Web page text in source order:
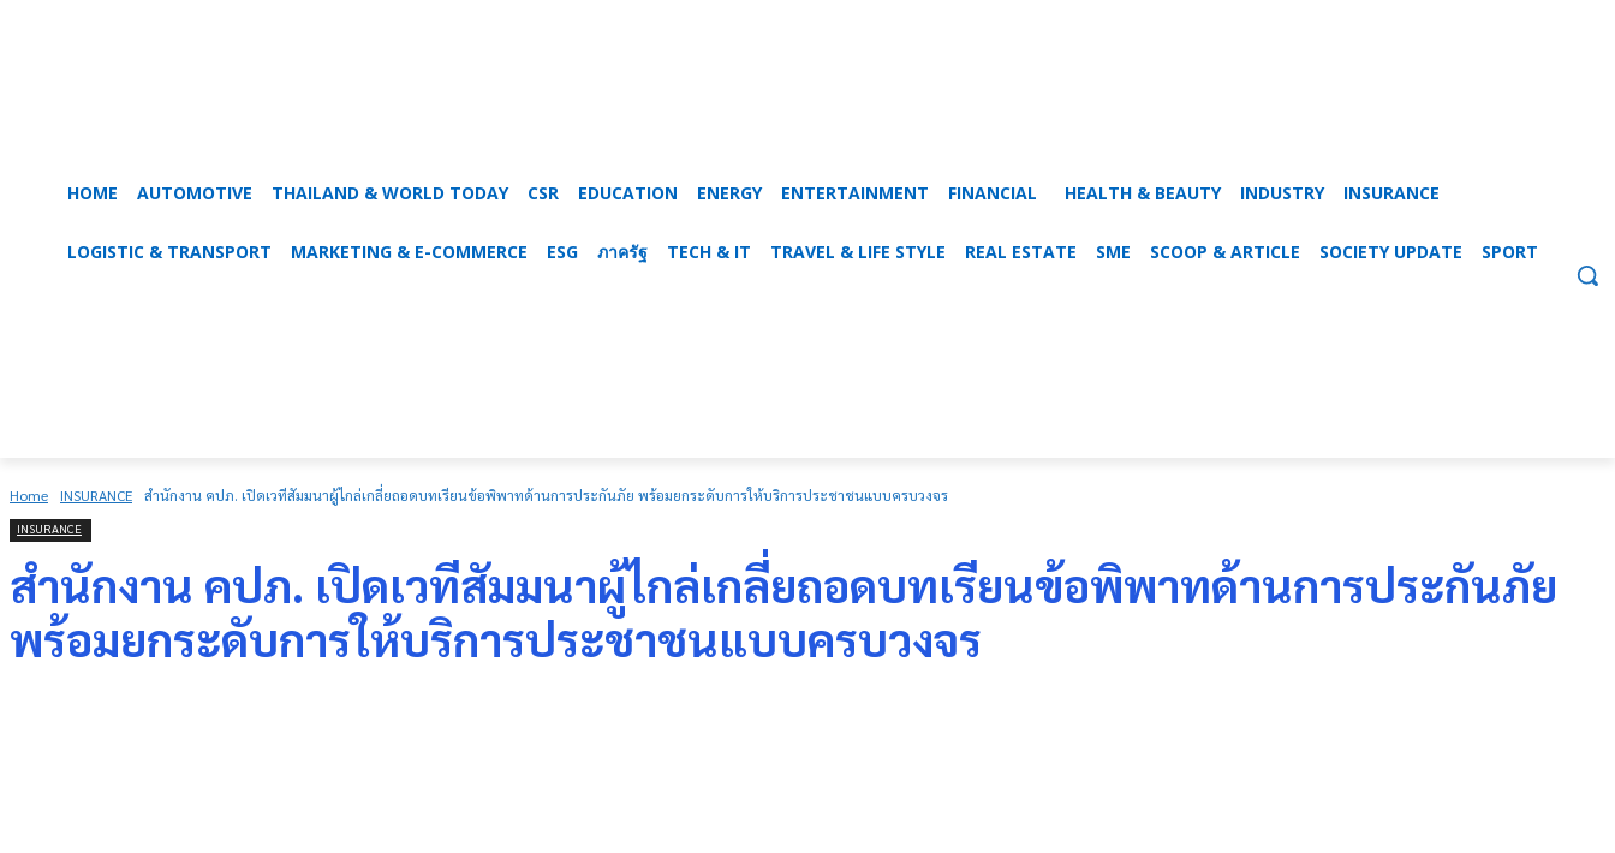
HOME AUTOMOTIVE THAILAND & WORLD TODAY CSR EDUCATION ENERGY ENTERTAINMENT FINANCIAL HEALTH & BEAUTY INDUSTRY INSURANCE
LOGISTIC & TRANSPORT MARKETING & E-COMMERCE ESG ภาครัฐ TECH & IT TRAVEL & LIFE STYLE REAL ESTATE SME SCOOP & ARTICLE SOCIETY UPDATE SPORT
Home INSURANCE สำนักงาน คปภ. เปิดเวทีสัมมนาผู้ไกล่เกลี่ยถอดบทเรียนข้อพิพาทด้านการประกันภัย พร้อมยกระดับการให้บริการประชาชนแบบครบวงจร
INSURANCE
สำนักงาน คปภ. เปิดเวทีสัมมนาผู้ไกล่เกลี่ยถอดบทเรียนข้อพิพาทด้านการประกันภัย
พร้อมยกระดับการให้บริการประชาชนแบบครบวงจร